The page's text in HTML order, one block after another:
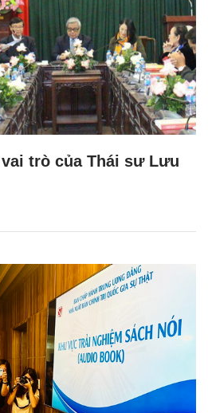
trò của Thái sư Lưu